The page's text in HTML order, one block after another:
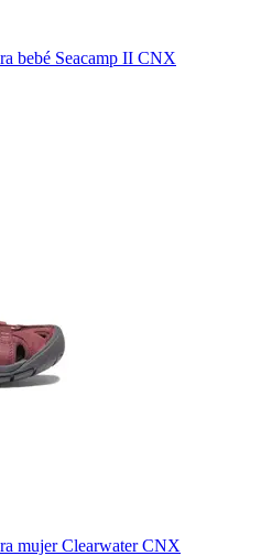
bebé Seacamp II CNX
mujer Clearwater CNX